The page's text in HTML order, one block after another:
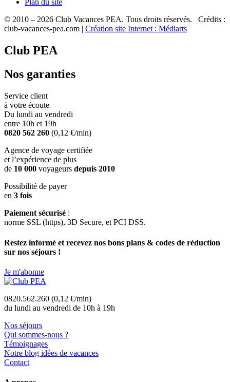
© 2010 – 2026 Club Vacances PEA. Tous droits réservés. Crédits :
club-vacances-pea.com | Création site Internet : Médiarts
Club PEA
Nos garanties
Service client
à votre écoute
Du lundi au vendredi
entre 10h et 19h
0820 562 260 (0,12 €/min)
Agence de voyage certifiée
et l’expérience de plus
de 10 000 voyageurs depuis 2010
Possibilité de payer
en 3 fois
Paiement sécurisé :
norme SSL (https), 3D Secure, et PCI DSS.
Restez informé et recevez nos bons plans & codes de réduction
sur nos séjours !
Je m'abonne
0820.562.260 (0,12 €/min)
du lundi au vendredi de 10h à 19h
Nos séjours
Qui sommes-nous ?
Témoignages
Notre blog idées de vacances
Contact